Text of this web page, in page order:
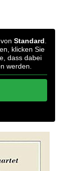
Standard.
klicken Sie
dass dabei
werden.